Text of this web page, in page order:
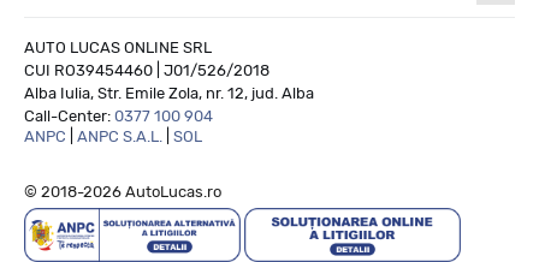
AUTO LUCAS ONLINE SRL
CUI RO39454460 | J01/526/2018
Alba Iulia, Str. Emile Zola, nr. 12, jud. Alba
Call-Center: 0377 100 904
ANPC
ANPC S.A.L. SOL
© 2018-2026 AutoLucas.ro